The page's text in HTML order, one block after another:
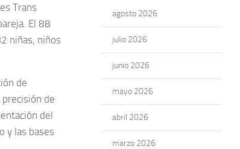
Trans
El 88
niñas, niños
de
de
del
y las bases
agosto 2026
julio 2026
junio 2026
mayo 2026
abril 2026
marzo 2026